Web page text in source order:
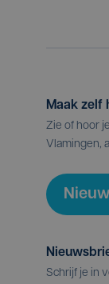
Maak zelf
Zie of hoor
Vlamingen,
Schrijf je in